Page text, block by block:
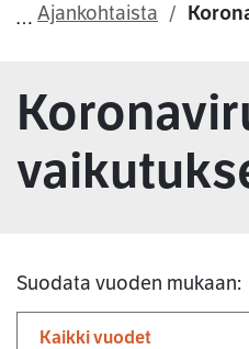
Ajankohtaista
Suodata vuoden mukaan: